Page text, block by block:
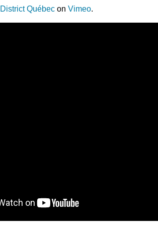
District Québec on Vimeo.